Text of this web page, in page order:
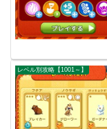
レベル別攻略【1001～】